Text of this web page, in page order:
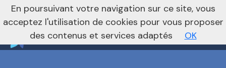
Vers le site national
En poursuivant votre navigation sur ce site, vous
acceptez l'utilisation de cookies pour vous proposer
des contenus et services adaptés
OK